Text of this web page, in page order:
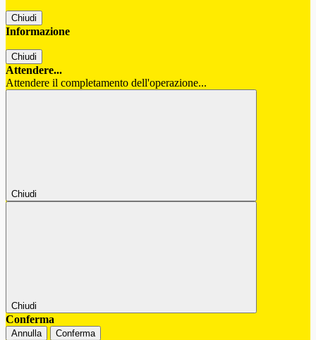
Chiudi
Informazione
Chiudi
Attendere...
Attendere il completamento dell'operazione...
Chiudi
Chiudi
Conferma
Annulla Conferma